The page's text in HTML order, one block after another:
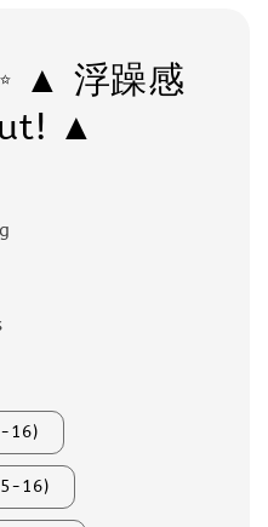
▲ 浮躁感
▲
16)
16)